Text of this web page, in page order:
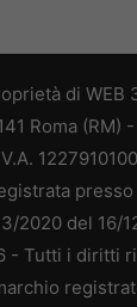
di WEB
Roma (RM)
2020 del 16/
- Tutti i diritti